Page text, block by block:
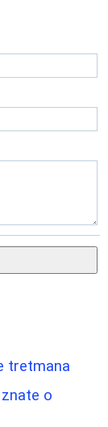
tretmana
o